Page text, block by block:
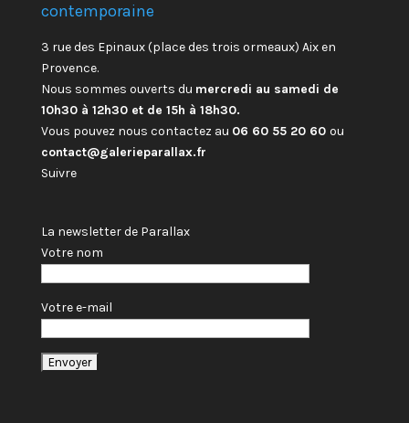
contemporaine
3 rue des Epinaux (place des trois ormeaux) Aix en
Provence.
Nous sommes ouverts du mercredi au samedi de
10h30 à 12h30 et de 15h à 18h30.
Vous pouvez nous contactez au 06 60 55 20 60 ou
contact@galerieparallax.fr
Suivre
La newsletter de Parallax
Votre nom
Votre e-mail